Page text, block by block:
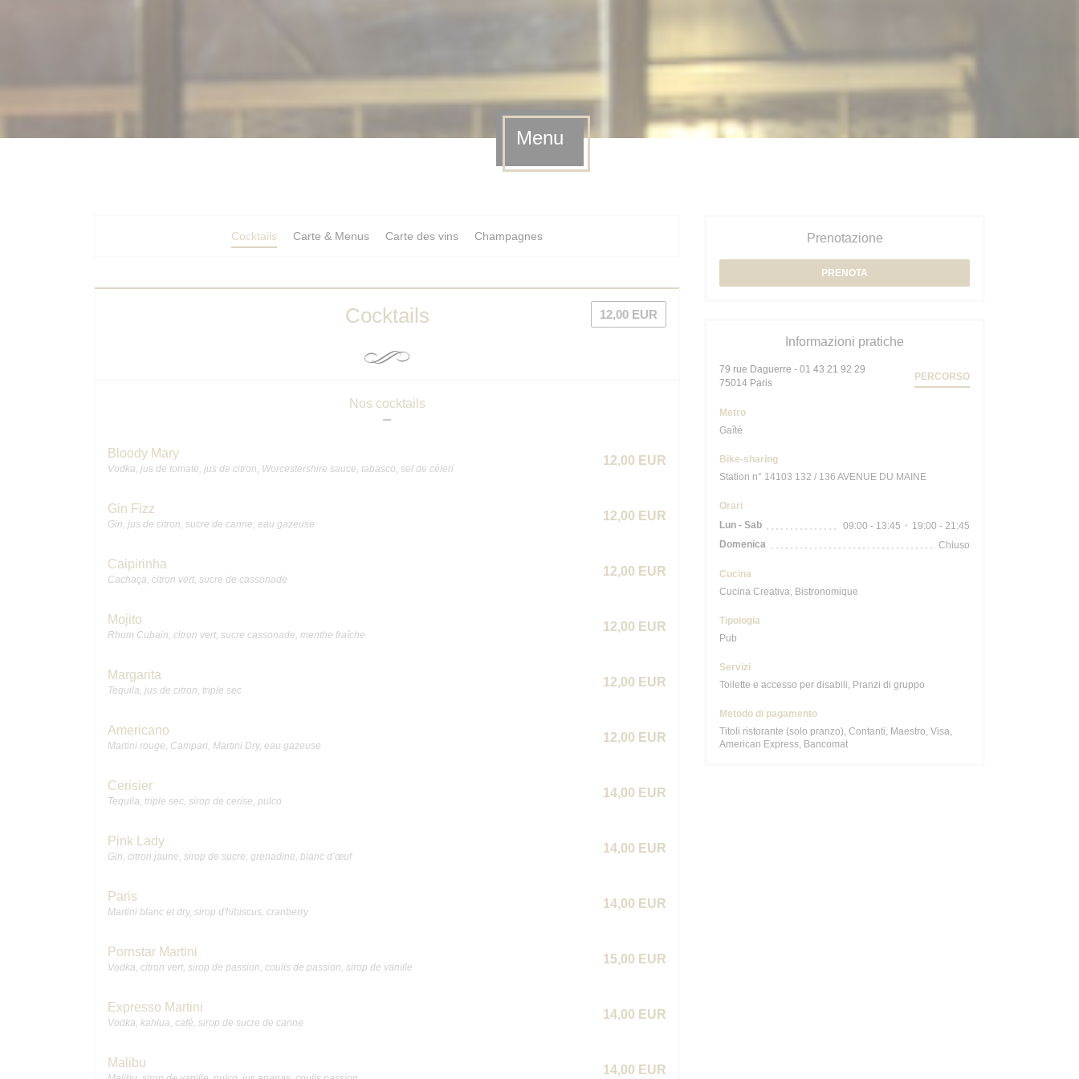
Menu
Cocktails Carte & Menus Carte des vins Champagnes
Cocktails 12,00 EUR
Nos cocktails
Bloody Mary
Vodka, jus de tomate, jus de citron, Worcestershire sauce, tabasco, sel de céleri
12,00 EUR
Gin Fizz
Gin, jus de citron, sucre de canne, eau gazeuse
12,00 EUR
Caipirinha
Cachaça, citron vert, sucre de cassonade
12,00 EUR
Mojito
Rhum Cubain, citron vert, sucre cassonade, menthe fraîche
12,00 EUR
Margarita
Tequila, jus de citron, triple sec
12,00 EUR
Americano
Martini rouge, Campari, Martini Dry, eau gazeuse
12,00 EUR
Cerisier
Tequila, triple sec, sirop de cerise, pulco
14,00 EUR
Pink Lady
Gin, citron jaune, sirop de sucre, grenadine, blanc d’œuf
14,00 EUR
Paris
Martini blanc et dry, sirop d'hibiscus, cranberry
14,00 EUR
Pornstar Martini
Vodka, citron vert, sirop de passion, coulis de passion, sirop de vanille
15,00 EUR
Expresso Martini
Vodka, kahlua, café, sirop de sucre de canne
14,00 EUR
Malibu 14,00 EUR
Prenotazione
PRENOTA
Informazioni pratiche
79 rue Daguerre - 01 43 21 92 29
75014 Paris((apre una nuova finestra))
PERCORSO
Metro
Gaîté
Bike-sharing
Station n° 14103 132 / 136 AVENUE DU MAINE
Orari
Lun - Sab 09:00 - 13:45 •
19:00 - 21:45
Domenica
Chiuso
Cucina
Cucina Creativa, Bistronomique
Tipologia
Pub
Servizi
Toilette e accesso per disabili, Pranzi di gruppo
Metodo di pagamento
Titoli ristorante (solo pranzo), Contanti, Maestro, Visa,
American Express, Bancomat